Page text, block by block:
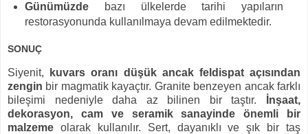
Günümüzdebazı ülkelerde tarihi yapıların
restorasyonunda kullanılmaya devam edilmektedir.
SONUÇ
Siyenit,
kuvars oranı düşük ancak feldispat açısından
zengin bir magmatik kayaçtır. Granite benzeyen ancak farklı
bileşimi nedeniyle daha az bilinen bir taştır.
İnşaat,
dekorasyon, cam ve seramik sanayinde önemli bir
malzeme olarak kullanılır. Sert, dayanıklı ve şık bir taş